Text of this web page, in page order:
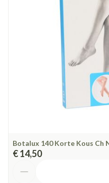
Verpakking
Botalux 140 Korte Kous Ch
€ 14,50